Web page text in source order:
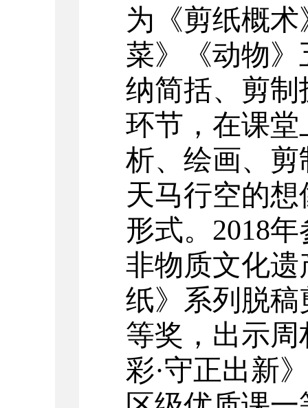
为《剪纸概
菜》《动物
纳简括、剪
环节，在课
析、绘画、
天马行空的
形式。 2018
非物质文化
纸》系列脱
等奖，出示
彩·守正出新》